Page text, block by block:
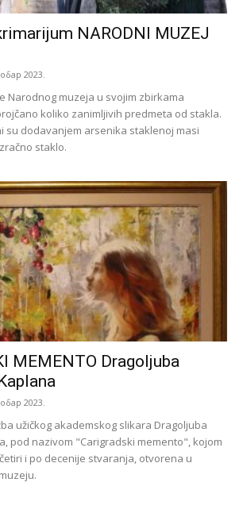
NARODNI MUZEJ
2023.
Narodnog muzeja u svojim zbirkama
koliko zanimljivih predmeta od stakla.
su dodavanjem arsenika staklenoj masi
staklo.
MEMENTO Dragoljuba
2023.
užičkog akademskog slikara Dragoljuba
pod nazivom "Carigradski memento", kojom
i po decenije stvaranja, otvorena u